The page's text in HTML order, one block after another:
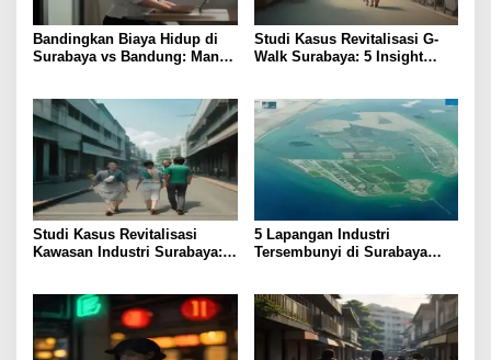
Bandingkan Biaya Hidup di
Surabaya vs Bandung: Mana
Studi Kasus Revitalisasi G-
Walk Surabaya: 5 Insight
Studi Kasus Revitalisasi
Kawasan Industri Surabaya: 4
5 Lapangan Industri
Tersembunyi di Surabaya